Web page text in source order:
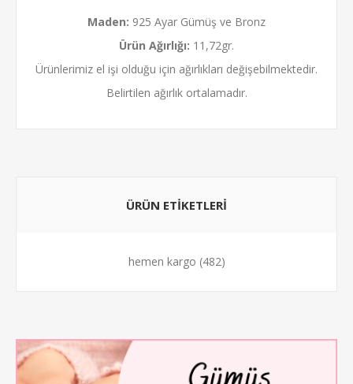
Maden: 925 Ayar Gümüş ve Bronz
Ürün Ağırlığı: 11,72gr.
Ürünlerimiz el işi olduğu için ağırlıkları değişebilmektedir.
Belirtilen ağırlık ortalamadır.
ÜRÜN ETİKETLERİ
hemen kargo (482)